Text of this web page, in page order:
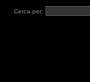
Cerca per: